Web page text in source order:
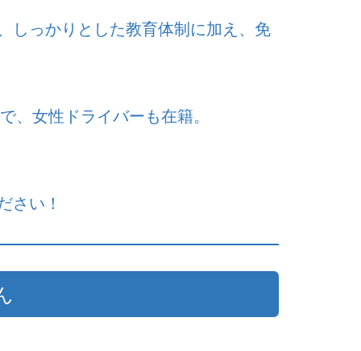
しっかりとした教育体制に加え、免
、女性ドライバーも在籍。
さい！